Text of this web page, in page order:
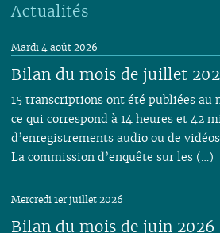
Actualités
Bilan du mois de juillet
Mardi 4 août 2026
15 transcriptions ont été publiées au
ce qui correspond à 14 heures et 42
d’enregistrements audio ou de
La commission d’enquête sur les (…)
Bilan du mois de juin 2026
Mercredi 1er juillet 2026